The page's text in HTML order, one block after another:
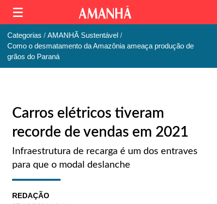
Categorias
AMANHÃ Sustentável
Como o desmatamento da Amazônia ameaça produção de
grãos do Paraná
Carros elétricos tiveram
recorde de vendas em 2021
Infraestrutura de recarga é um dos entraves
para que o modal deslanche
REDAÇÃO